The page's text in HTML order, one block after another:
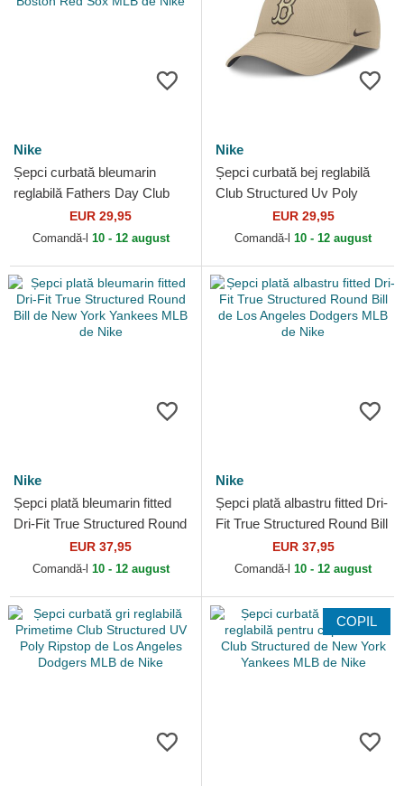
Nike
Șepci curbată bleumarin
reglabilă Fathers Day Club
Unstructured Organic Cotton
de Boston Red Sox...
EUR 29,95
Comandă-l 10 - 12 august
Nike
Șepci curbată bej reglabilă
Club Structured Uv Poly
Ripstop de Boston Red Sox
MLB de Nike
EUR 29,95
Comandă-l 10 - 12 august
Nike
Șepci plată bleumarin fitted
Dri-Fit True Structured Round
Bill de New York Yankees
MLB de Nike
EUR 37,95
Comandă-l 10 - 12 august
Nike
Șepci plată albastru fitted Dri-
Fit True Structured Round Bill
de Los Angeles Dodgers
MLB de Nike
EUR 37,95
Comandă-l 10 - 12 august
COPIL